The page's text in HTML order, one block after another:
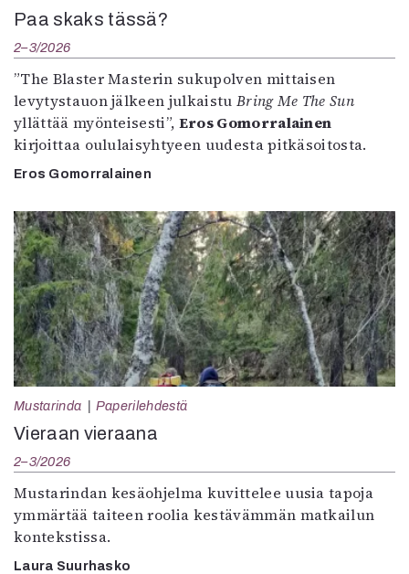
Paa skaks tässä?
2–3/2026
”The Blaster Masterin sukupolven mittaisen
levytystauon jälkeen julkaistu Bring Me The Sun
yllättää myönteisesti”, Eros Gomorralainen
kirjoittaa oululaisyhtyeen uudesta pitkäsoitosta.
Eros Gomorralainen
Mustarinda Paperilehdestä
Vieraan vieraana
2–3/2026
Mustarindan kesäohjelma kuvittelee uusia tapoja
ymmärtää taiteen roolia kestävämmän matkailun
kontekstissa.
Laura Suurhasko